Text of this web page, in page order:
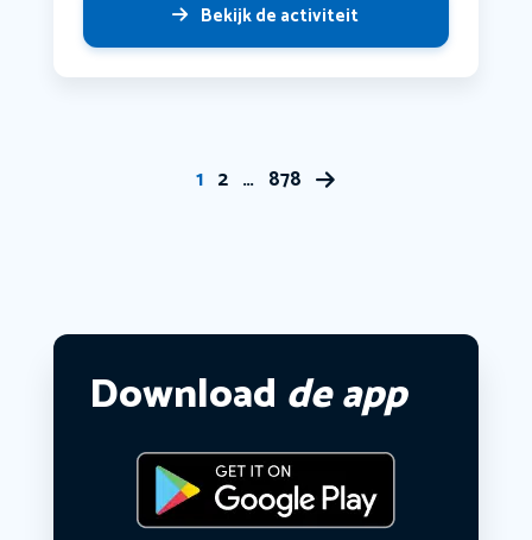
Bekijk de activiteit
1 2 … 878
Download de app